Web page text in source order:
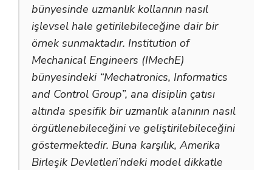
bünyesinde uzmanlık kollarının nasıl
işlevsel hale getirilebileceğine dair bir
örnek sunmaktadır. Institution of
Mechanical Engineers (IMechE)
bünyesindeki “Mechatronics, Informatics
and Control Group”, ana disiplin çatısı
altında spesifik bir uzmanlık alanının nasıl
örgütlenebileceğini ve geliştirilebileceğini
göstermektedir. Buna karşılık, Amerika
Birleşik Devletleri’ndeki model dikkatle